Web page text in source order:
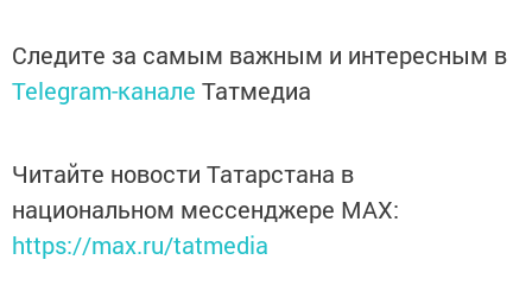
Следите за самым важным и интересным в
Telegram-канале Татмедиа
Читайте новости Татарстана в
национальном мессенджере MАХ:
https://max.ru/tatmedia